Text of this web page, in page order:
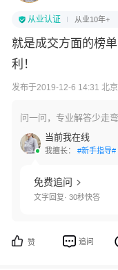
从业认证 从业10年+
就是成交方面的榜
利！
发布于2019-12-6 14:31 北京
问一问，专业解答少走
当前我在线
我擅长： #新手指导#
免费追问
文字回复· 30秒快答
赞 追问